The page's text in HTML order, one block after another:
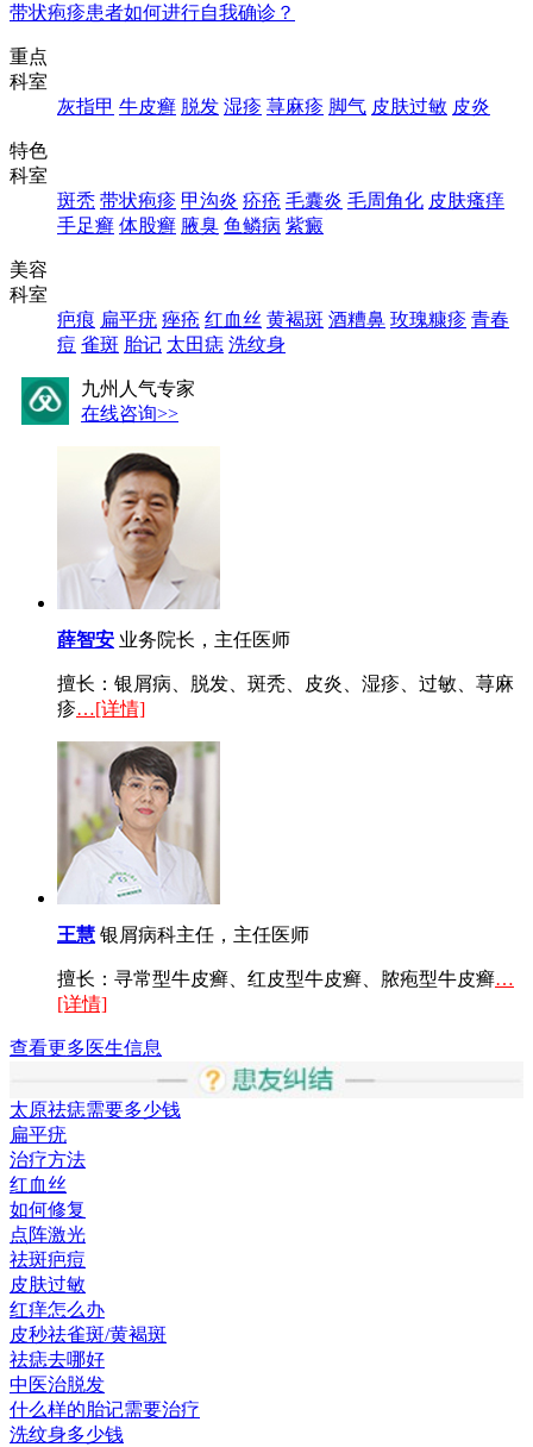
带状疱疹患者如何进行自我确诊？
重点
科室
灰指甲 牛皮癣 脱发 湿疹 荨麻疹 脚气 皮肤过敏 皮炎
特色
科室
斑秃 带状疱疹 甲沟炎 疥疮 毛囊炎 毛周角化 皮肤瘙痒
手足癣 体股癣 腋臭 鱼鳞病 紫癜
美容
科室
疤痕 扁平疣 痤疮 红血丝 黄褐斑 酒糟鼻 玫瑰糠疹 青春
痘 雀斑 胎记 太田痣 洗纹身
九州人气专家
在线咨询>>
薛智安 业务院长，主任医师
擅长：银屑病、脱发、斑秃、皮炎、湿疹、过敏、荨麻
疹…[详情]
王慧 银屑病科主任，主任医师
擅长：寻常型牛皮癣、红皮型牛皮癣、脓疱型牛皮癣…
[详情]
查看更多医生信息
太原祛痣需要多少钱
扁平疣
治疗方法
红血丝
如何修复
点阵激光
祛斑疤痘
皮肤过敏
红痒怎么办
皮秒祛雀斑/黄褐斑
祛痣去哪好
中医治脱发
什么样的胎记需要治疗
洗纹身多少钱